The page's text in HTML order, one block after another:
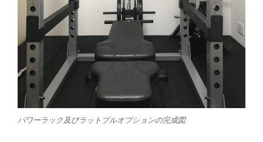
パワーラック及びラットプルオプションの完成図